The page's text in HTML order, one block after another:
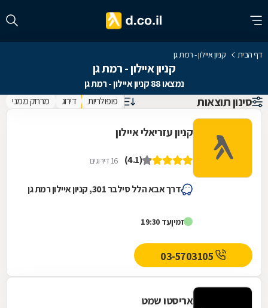
דף הבית קניון איילון - רמת גן
קניון איילון - רמת גן
נמצאו 88 קניון איילון - רמת גן
סינון תוצאות פופולריות דירוג מרחק ממני
קניון עזריאלי איילון
(4.1) 16 דירוגים
דרך אבא הלל סילבר 301, קניון איילון רמת גן
זמיןעד 19:30
אריסטו שמט